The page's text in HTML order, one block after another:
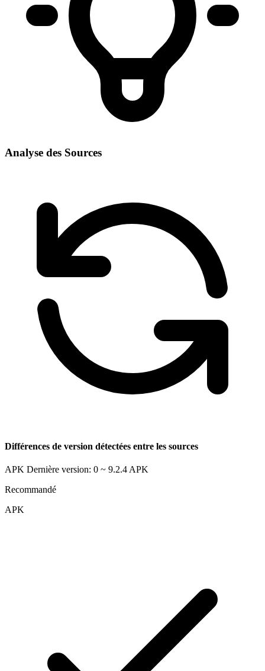
Analyse des Sources
Différences de version détectées entre les sources
APK Dernière version: 0 ~ 9.2.4 APK
Recommandé
APK